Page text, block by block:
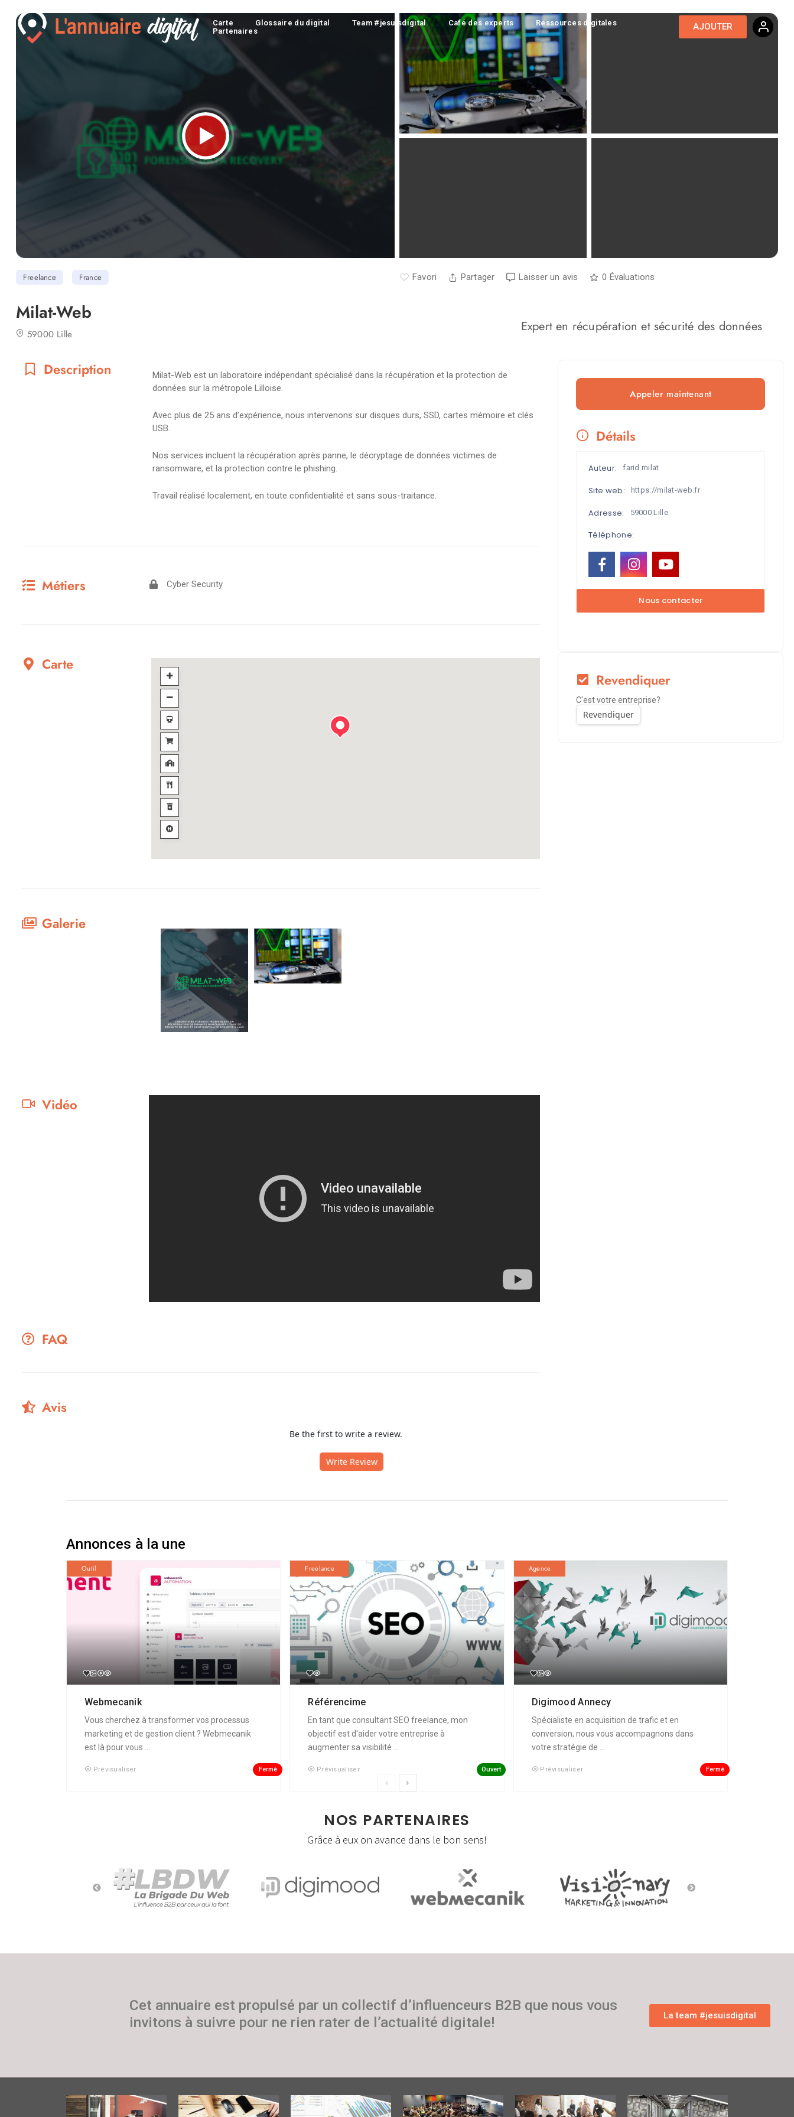
Carte Glossaire du digital Team #jesuisdigital Café des experts
Ressources digitales
Partenaires
AJOUTER
Freelance France Favori Partager Laisser un avis 0 Évaluations
Milat-Web
59000 Lille Expert en récupération et sécurité des données
Description
Milat-Web est un laboratoire indépendant spécialisé dans la récupération et la protection de
données sur la métropole Lilloise.
Avec plus de 25 ans d’expérience, nous intervenons sur disques durs, SSD, cartes mémoire et clés
USB.
Nos services incluent la récupération après panne, le décryptage de données victimes de
ransomware, et la protection contre le phishing.
Travail réalisé localement, en toute confidentialité et sans sous-traitance.
Métiers Cyber Security
Carte
Galerie
Vidéo
FAQ
Avis
Be the first to write a review.
Write Review
Appeler maintenant
Détails
Auteur: farid milat
Site web: https://milat-web.fr
Adresse: 59000 Lille
Téléphone:
Revendiquer
C'est votre entreprise?
Revendiquer
Annonces à la une
Outil
Webmecanik
Vous cherchez à transformer vos processus
marketing et de gestion client ? Webmecanik
est là pour vous ...
Prévisualiser Fermé
Freelance
Référencime
En tant que consultant SEO freelance, mon
objectif est d'aider votre entreprise à
augmenter sa visibilité ...
Prévisualiser Ouvert
Agence
Digimood Annecy
Spécialiste en acquisition de trafic et en
conversion, nous vous accompagnons dans
votre stratégie de ...
Prévisualiser Fermé
NOS PARTENAIRES
Grâce à eux on avance dans le bon sens!
Cet annuaire est propulsé par un collectif d’influenceurs B2B que nous vous
invitons à suivre pour ne rien rater de l’actualité digitale!
La team #jesuisdigital